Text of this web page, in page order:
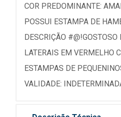
COR PREDOMINANTE:
POSSUI ESTAMPA DE
DESCRIÇÃO
LATERAIS EM VERMELHO
ESTAMPAS DE
VALIDADE: